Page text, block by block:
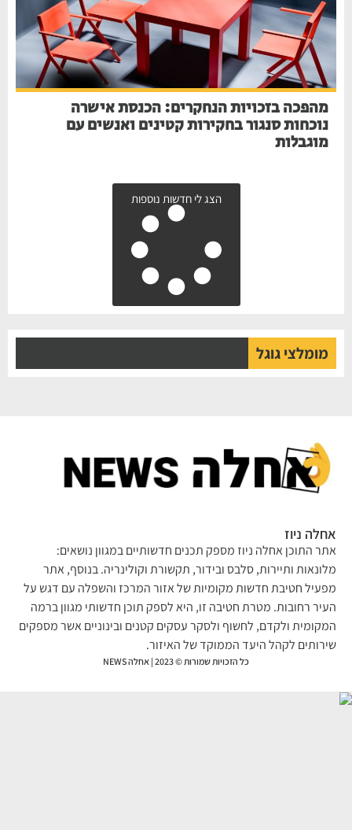
מהפכה בזכויות הנחקרים: הכנסת אישרה
נוכחות סנגור בחקירות קטינים ואנשים עם
מוגבלות
הצג לי חדשות נוספות
מומלצי גוגל
ניוז
התוכן אחלה ניוז מספק תכנים חדשותיים במגוון נושאים:
ותיירות, סלבס ובידור, תקשורת וקולינריה. בנוסף, אתר
חטיבת חדשות מקומיות של אזור המרכז והשפלה עם דגש על
רחובות. מטרת חטיבה זו, היא לספק תוכן חדשותי מגוון ברמה
ולקדם, לחשוף ולסקר עסקים קטנים ובינוניים אשר מספקים
לקהל היעד הממוקד של האיזור.
כל הזכויות שמורות © 2023 | אחלה NEWS